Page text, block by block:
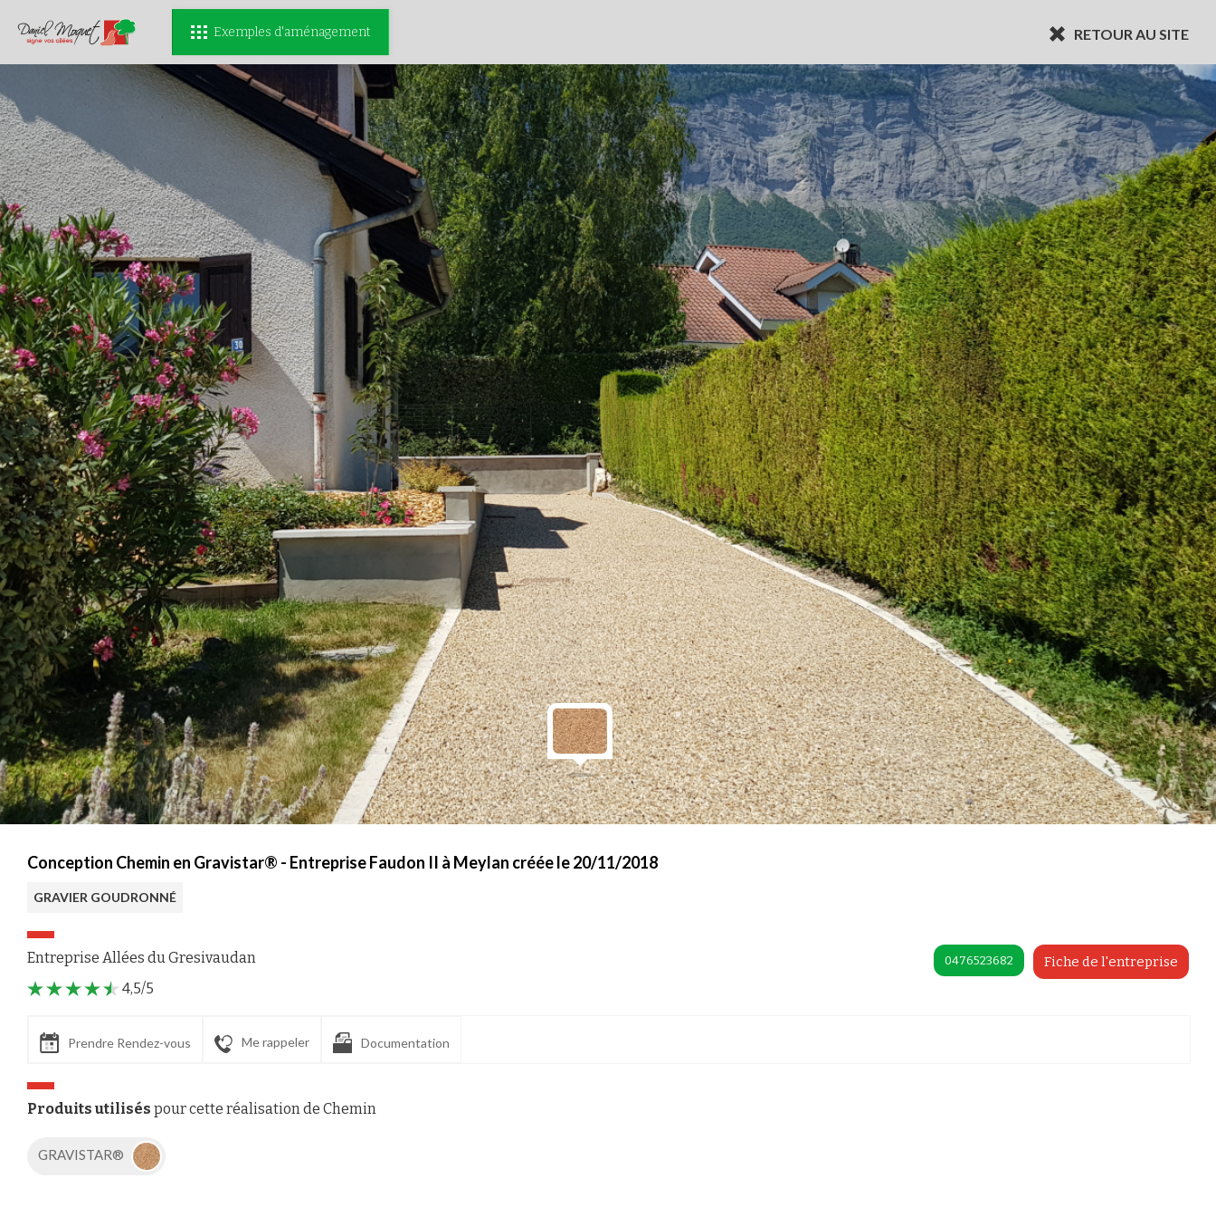
RETOUR AU SITE
Exemples d'aménagement
Conception Chemin en Gravistar® - Entreprise Faudon II à Meylan créée le 20/11/2018
GRAVIER GOUDRONNÉ
Entreprise Allées du Gresivaudan Fiche de l'entreprise
0476523682
4,5/5
Prendre Rendez-vous Me rappeler Documentation
Produits utilisés pour cette réalisation de Chemin
GRAVISTAR®